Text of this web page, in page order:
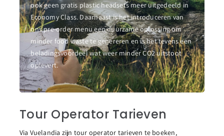
ook geen gratis plastic headsets meer uitgedeeld in
Economy Class. Daarnaast is het introduceren van
ons pre-order menu een duurzame oplossing om
minder food waste te genereren en is het tevens een
beladingsvoordeel wat weer minder CO2 uitstoot
oplevert.
Tour Operator Tarieven
Via Vuelandia zijn tour operator tarieven te boeken,